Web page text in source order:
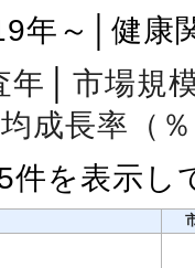
年～│健康
年
市場規
成長率（
件を表示し